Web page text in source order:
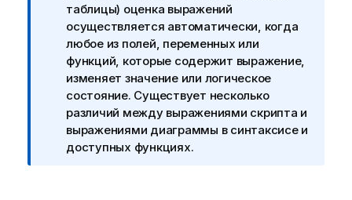
м
е
ч
а
н
и
е
к
и
таблицы) оценка выражений
осуществляется автоматически, когда
любое из полей, переменных или
функций, которые содержит выражение,
изменяет значение или логическое
состояние. Существует несколько
различий между выражениями скрипта и
выражениями диаграммы в синтаксисе и
доступных функциях.